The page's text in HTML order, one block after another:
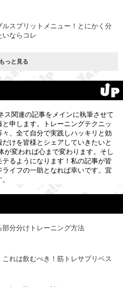
スプリットメニュー！とにかく分
いならコレ
もっと見る
ス関連の記事をメインに執筆させて
申します。トレーニングテクニッ
、全て自分で実践しハッキリと効
けを皆様とシェアしていきたいと
が変われば心まで変わります。そし
るようになります！私の記事が皆
イフの一助となれば幸いです。宜
部分分けトレーニング方法
れは飲むべき！筋トレサプリベス